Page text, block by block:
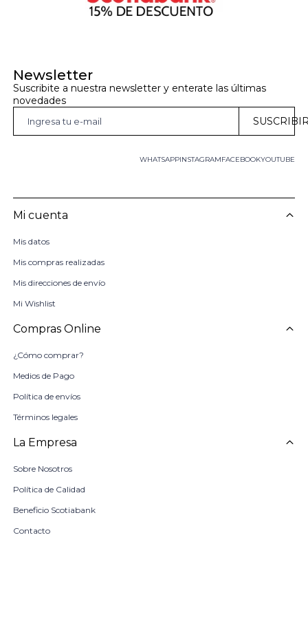
Newsletter
Suscribite a nuestra newsletter y enterate las últimas
novedades
WHATSAPP FACEBOOKYOUTUBE
INSTAGRAM
Mi cuenta
Mis datos
Mis compras realizadas
Mis direcciones de envío
Mi Wishlist
Compras Online
¿Cómo comprar?
Medios de Pago
Política de envíos
Términos legales
La Empresa
Sobre Nosotros
Política de Calidad
Beneficio Scotiabank
Contacto